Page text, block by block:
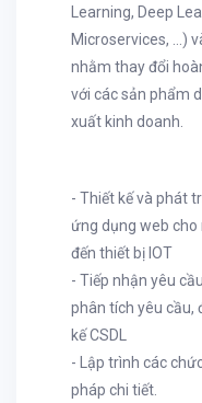
Learning, Deep
Microservices, …)
nhằm thay đổi
với các sản phẩm
xuất kinh doanh.
- Thiết kế và phát
ứng dụng web cho
đến thiết bị IOT
- Tiếp nhận yêu
phân tích yêu cầu,
kế CSDL
- Lập trình các
pháp chi tiết.